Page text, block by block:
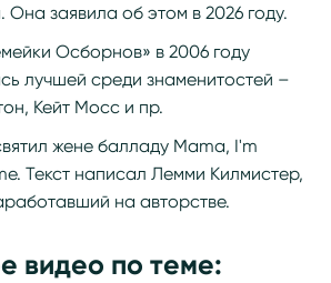
Она заявила об этом в 2026 году.
Осборнов» в 2006 году
лучшей среди знаменитостей –
Кейт Мосс и пр.
жене балладу Mama, I'm
Текст написал Лемми Килмистер,
на авторстве.
видео по теме: